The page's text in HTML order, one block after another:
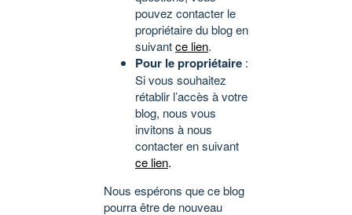
pouvez contacter le
propriétaire du blog en
suivantce lien.
Pour le propriétaire :
Si vous souhaitez
rétablir l’accès à votre
blog, nous vous
invitons à nous
contacter en suivant
ce lien.
Nous espérons que ce blog
pourra être de nouveau